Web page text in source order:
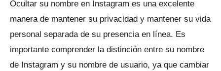
Ocultar su nombre en Instagram es una excelente
manera de mantener su privacidad y mantener su vida
personal separada de su presencia en línea. Es
importante comprender la distinción entre su nombre
de Instagram y su nombre de usuario, ya que cambiar